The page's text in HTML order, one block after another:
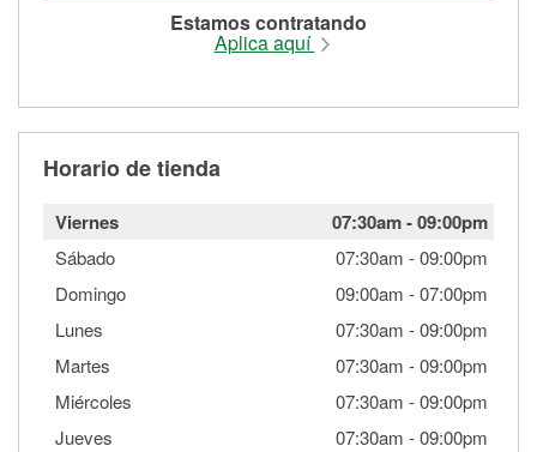
Estamos contratando
Aplica aquí
Horario de tienda
Viernes 07:30am-09:00pm
Sábado 07:30am -09:00pm
Domingo
09:00am -07:00pm
Lunes
07:30am -09:00pm
Martes
07:30am -09:00pm
Miércoles
07:30am -09:00pm
Jueves
07:30am -09:00pm